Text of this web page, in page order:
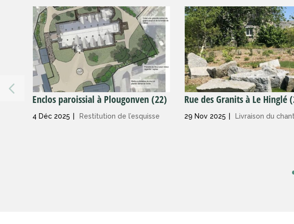
Enclos paroissial à Plougonven (22)
4 Déc 2025 Restitution de l’esquisse
Rue des Granits à Le Hinglé
29 Nov 2025 Livraison du